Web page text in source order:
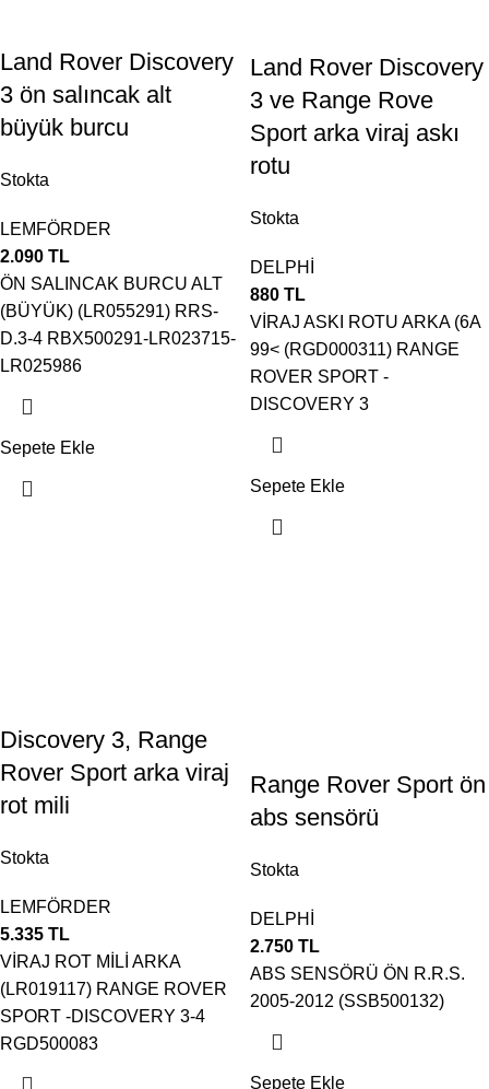
Land Rover Discovery
3 ön salıncak alt
büyük burcu
Stokta
LEMFÖRDER
2.090 TL
ÖN SALINCAK BURCU ALT
(BÜYÜK) (LR055291) RRS-
D.3-4 RBX500291-LR023715-
LR025986
Sepete Ekle
Land Rover Discovery
3 ve Range Rove
Sport arka viraj askı
rotu
Stokta
DELPHİ
880 TL
VİRAJ ASKI ROTU ARKA (6A
99< (RGD000311) RANGE
ROVER SPORT -
DISCOVERY 3
Sepete Ekle
Discovery 3, Range
Rover Sport arka viraj
rot mili
Stokta
LEMFÖRDER
5.335 TL
VİRAJ ROT MİLİ ARKA
(LR019117) RANGE ROVER
SPORT -DISCOVERY 3-4
RGD500083
Range Rover Sport ön
abs sensörü
Stokta
DELPHİ
2.750 TL
ABS SENSÖRÜ ÖN R.R.S.
2005-2012 (SSB500132)
Sepete Ekle